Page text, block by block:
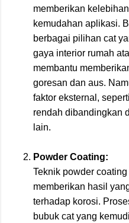
memberikan
kemudahan aplikasi.
berbagai pilihan cat
gaya interior rumah
membantu
goresan dan aus.
faktor eksternal,
rendah dibandingkan
lain.
Powder Coating:
Teknik powder
memberikan hasil
terhadap korosi.
bubuk cat yang